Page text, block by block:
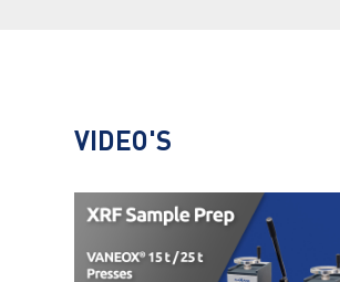
VIDEO'S